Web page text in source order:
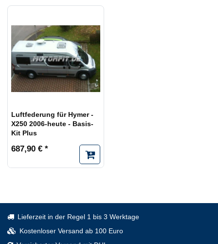
Luftfederung für Hymer -
X250 2006-heute - Basis-
Kit Plus
687,90 € *
Lieferzeit in der Regel 1 bis 3 Werktage
Kostenloser Versand ab 100 Euro